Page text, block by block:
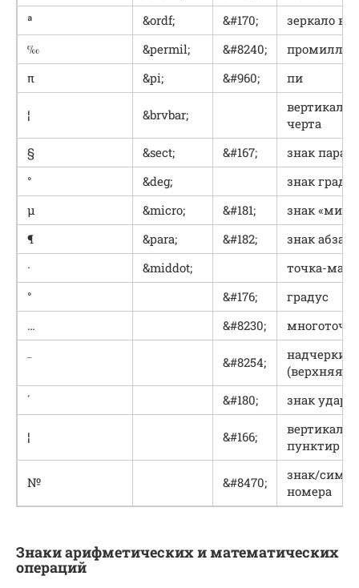
ª
&ordf; &#170;
зеркало
‰
&permil; &#8240;
промилле
π
&pi; &#960; пи
¦ &brvbar;
черта
§
&sect; &#167;
знак
°
&deg;
знак
µ
&micro; &#181;
знак
¶
&para; &#182;
знак абзаца
·
&middot;
точка-
°
&#176;
градус
…
&#8230;
‾ &#8254;
(верхняя
´
&#180; знак
¦ &#166;
пунктир
№ &#8470;
знак/
номера
Знаки арифметических и математических
операций